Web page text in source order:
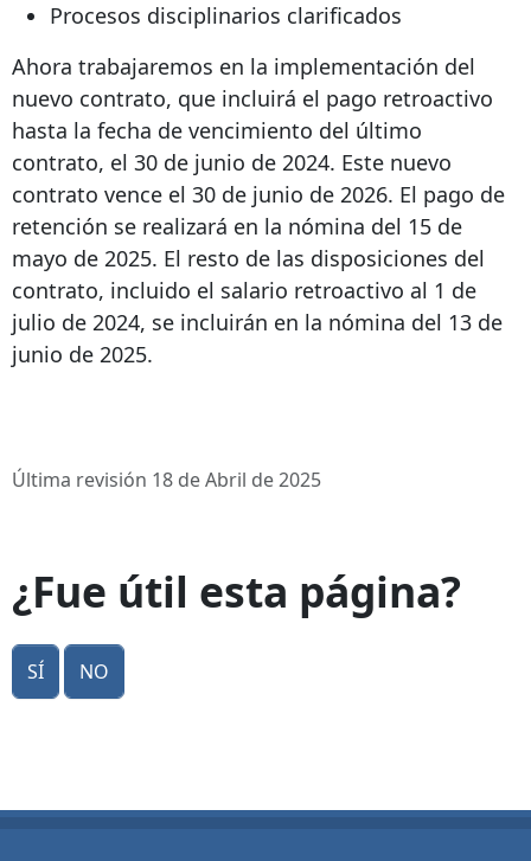
Procesos disciplinarios clarificados
Ahora trabajaremos en la implementación del
nuevo contrato, que incluirá el pago retroactivo
hasta la fecha de vencimiento del último
contrato, el 30 de junio de 2024. Este nuevo
contrato vence el 30 de junio de 2026. El pago de
retención se realizará en la nómina del 15 de
mayo de 2025. El resto de las disposiciones del
contrato, incluido el salario retroactivo al 1 de
julio de 2024, se incluirán en la nómina del 13 de
junio de 2025.
Última revisión 18 de Abril de 2025
¿Fue útil esta página?
Sí No